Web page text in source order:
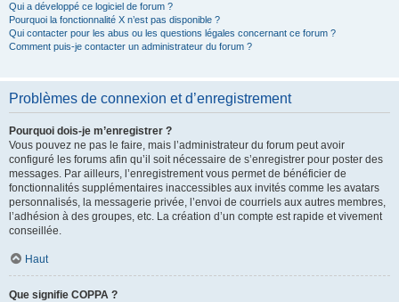
Qui a développé ce logiciel de forum ?
Pourquoi la fonctionnalité X n’est pas disponible ?
Qui contacter pour les abus ou les questions légales concernant ce forum ?
Comment puis-je contacter un administrateur du forum ?
Problèmes de connexion et d’enregistrement
Pourquoi dois-je m’enregistrer ?
Vous pouvez ne pas le faire, mais l’administrateur du forum peut avoir
configuré les forums afin qu’il soit nécessaire de s’enregistrer pour poster des
messages. Par ailleurs, l’enregistrement vous permet de bénéficier de
fonctionnalités supplémentaires inaccessibles aux invités comme les avatars
personnalisés, la messagerie privée, l’envoi de courriels aux autres membres,
l’adhésion à des groupes, etc. La création d’un compte est rapide et vivement
conseillée.
Haut
Que signifie COPPA ?